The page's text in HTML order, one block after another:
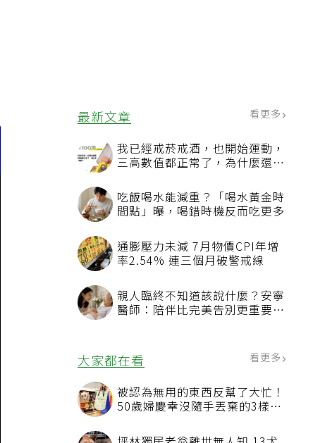
最新文章 看更多
我已經戒菸戒酒，也開始運動，
三高數值都正常了，為什麼還不
吃飯喝水能減重？「喝水黃金時
間點」曝，喝錯時機反而吃更多
通膨壓力未減 7月物價CPI年增
率2.54% 連三個月破警戒線
親人臨終不知道該說什麼？安寧
醫師：陪伴比完美告別更重要，
大家都在看
被認為無用的東西反幫了大忙！
50歲婦慶幸沒隨手丟棄的3樣物